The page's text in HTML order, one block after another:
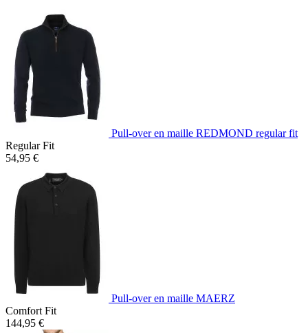
Pull-over en maille REDMOND regular fit
Regular Fit
54,95 €
Pull-over en maille MAERZ
Comfort Fit
144,95 €